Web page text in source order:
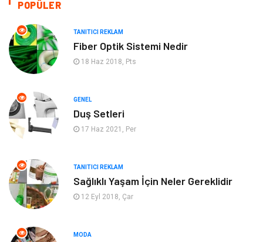
Güzellik & Bakım
Emlak
Finans & Ekonomi
Domain
Makaleler
POPÜLER
TANITICI REKLAM
Fiber Optik Sistemi Nedir
18 Haz 2018, Pts
GENEL
Duş Setleri
17 Haz 2021, Per
TANITICI REKLAM
Sağlıklı Yaşam İçin Neler Gereklidir
12 Eyl 2018, Çar
MODA